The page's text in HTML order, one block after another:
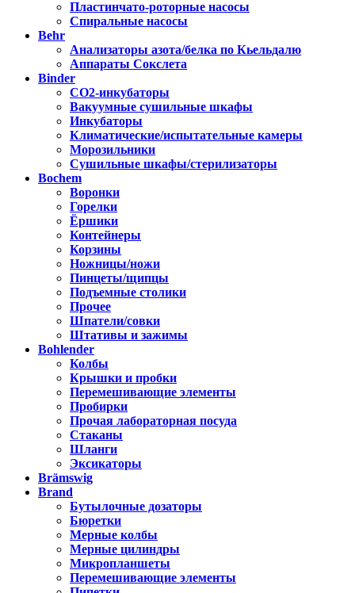
Пластинчато-роторные насосы
Спиральные насосы
Behr
Анализаторы азота/белка по Кьельдалю
Аппараты Сокслета
Binder
CO2-инкубаторы
Вакуумные сушильные шкафы
Инкубаторы
Климатические/испытательные камеры
Морозильники
Сушильные шкафы/стерилизаторы
Bochem
Воронки
Горелки
Ёршики
Контейнеры
Корзины
Ножницы/ножи
Пинцеты/щипцы
Подъемные столики
Прочее
Шпатели/совки
Штативы и зажимы
Bohlender
Колбы
Крышки и пробки
Перемешивающие элементы
Пробирки
Прочая лабораторная посуда
Стаканы
Шланги
Эксикаторы
Brämswig
Brand
Бутылочные дозаторы
Бюретки
Мерные колбы
Мерные цилиндры
Микропланшеты
Перемешивающие элементы